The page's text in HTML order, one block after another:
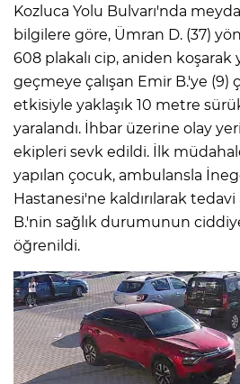
Kozluca Yolu Bulvarı'nda
bilgilere göre, Ümran D. (37)
608 plakalı cip, aniden koşarak
geçmeye çalışan Emir B.'ye (9)
etkisiyle yaklaşık 10 metre
yaralandı. İhbar üzerine olay
ekipleri sevk edildi. İlk
yapılan çocuk, ambulansla
Hastanesi'ne kaldırılarak tedavi
B.'nin sağlık durumunun
öğrenildi.